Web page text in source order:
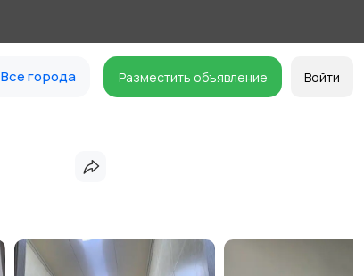
Все города Разместить объявление Войти